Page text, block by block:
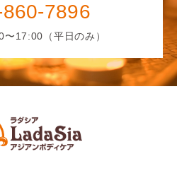
7896
17:00（平日のみ）